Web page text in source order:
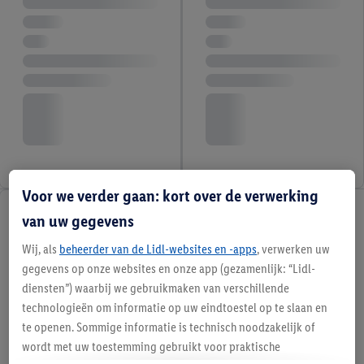
Voor we verder gaan: kort over de verwerking
van uw gegevens
Wij, als beheerder van de Lidl-websites en -apps, verwerken uw
gegevens op onze websites en onze app (gezamenlijk: “Lidl-
diensten”) waarbij we gebruikmaken van verschillende
technologieën om informatie op uw eindtoestel op te slaan en
te openen. Sommige informatie is technisch noodzakelijk of
wordt met uw toestemming gebruikt voor praktische